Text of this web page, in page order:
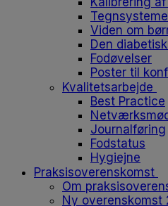
Viden om
Den
Fodøvelser
Poster til
Kvalitetsarbejde
Best Practice
Journalføring
Fodstatus
Hygiejne
Praksisoverenskomst
Om
Ny overenskomst